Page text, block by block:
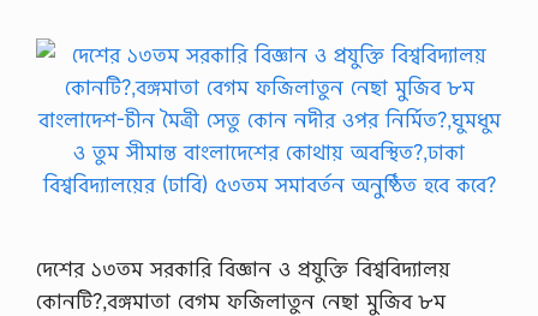
দেশের ১৩তম সরকারি বিজ্ঞান ও প্রযুক্তি বিশ্ববিদ্যালয়
কোনটি?,বঙ্গমাতা বেগম ফজিলাতুন নেছা মুজিব ৮ম